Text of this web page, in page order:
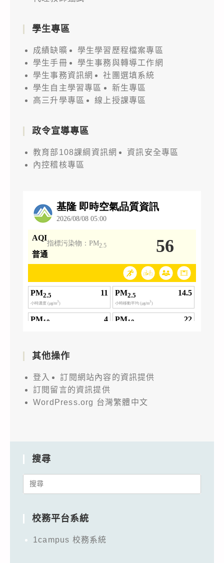
學生專區
成績缺曠
學生學習歷程檔案專區
學生手冊
學生事務與轉導工作網
學生事務資訊網
社團選填系統
學生自主學習專區
新生專區
高三升學專區
線上授課專區
政令宣導專區
教育部108課綱資訊網
資訊安全專區
內控稽核專區
其他操作
登入
訂閱網站內容的資訊提供
訂閱留言的資訊提供
WordPress.org 台灣繁體中文
搜尋
Search
校務平台系統
1campus 校務系統